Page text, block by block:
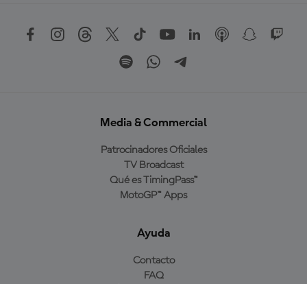
Media & Commercial
Patrocinadores Oficiales
TV Broadcast
Qué es TimingPass™
MotoGP™ Apps
Ayuda
Contacto
FAQ